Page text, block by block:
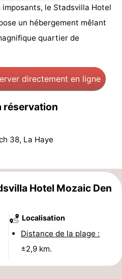
le Stadsvilla Hotel
un hébergement mêlant
quartier de
directement en ligne
réservation
38, La Haye
Hotel Mozaic Den
Localisation
Distance de la plage :
±2,9 km.